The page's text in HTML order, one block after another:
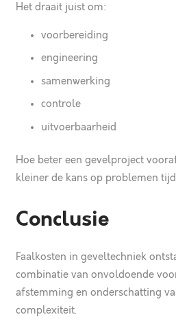
Het draait juist om:
voorbereiding
engineering
samenwerking
controle
uitvoerbaarheid
Hoe beter een gevelproject
kleiner de kans op problemen
Conclusie
Faalkosten in geveltechniek
combinatie van onvoldoende
afstemming en onderschatting
complexiteit.